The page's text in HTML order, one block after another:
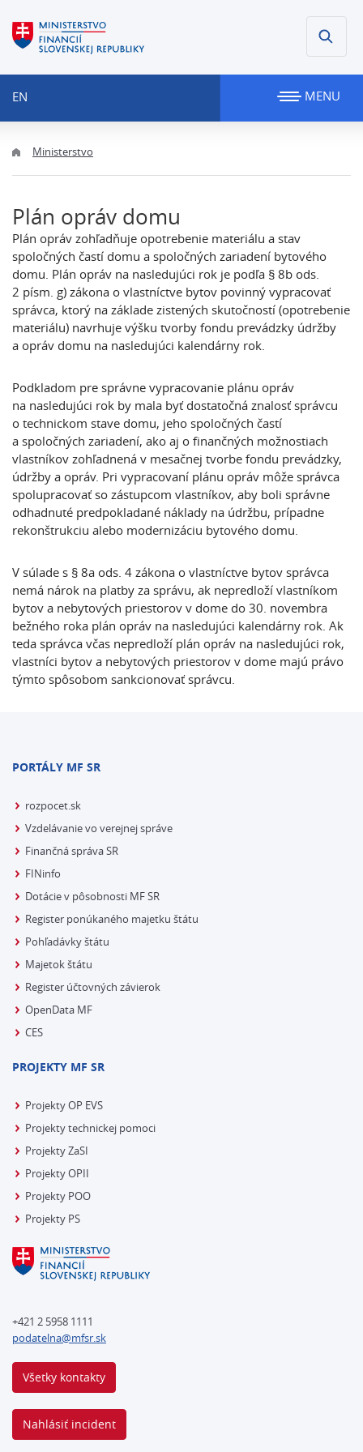
EN MENU
Ministerstvo
Plán opráv domu
Plán opráv zohľadňuje opotrebenie materiálu a stav
spoločných častí domu a spoločných zariadení bytového
domu. Plán opráv na nasledujúci rok je podľa § 8b ods.
2 písm. g) zákona o vlastníctve bytov povinný vypracovať
správca, ktorý na základe zistených skutočností (opotrebenie
materiálu) navrhuje výšku tvorby fondu prevádzky údržby
a opráv domu na nasledujúci kalendárny rok.
Podkladom pre správne vypracovanie plánu opráv
na nasledujúci rok by mala byť dostatočná znalosť správcu
o technickom stave domu, jeho spoločných častí
a spoločných zariadení, ako aj o finančných možnostiach
vlastníkov zohľadnená v mesačnej tvorbe fondu prevádzky,
údržby a opráv. Pri vypracovaní plánu opráv môže správca
spolupracovať so zástupcom vlastníkov, aby boli správne
odhadnuté predpokladané náklady na údržbu, prípadne
rekonštrukciu alebo modernizáciu bytového domu.
V súlade s § 8a ods. 4 zákona o vlastníctve bytov správca
nemá nárok na platby za správu, ak nepredloží vlastníkom
bytov a nebytových priestorov v dome do 30. novembra
bežného roka plán opráv na nasledujúci kalendárny rok. Ak
teda správca včas nepredloží plán opráv na nasledujúci rok,
vlastníci bytov a nebytových priestorov v dome majú právo
týmto spôsobom sankcionovať správcu.
PORTÁLY MF SR
rozpocet.sk
Vzdelávanie vo verejnej správe
Finančná správa SR
FINinfo
Dotácie v pôsobnosti MF SR
Register ponúkaného majetku štátu
Pohľadávky štátu
Majetok štátu
Register účtovných závierok
OpenData MF
CES
PROJEKTY MF SR
Projekty OP EVS
Projekty technickej pomoci
Projekty ZaSI
Projekty OPII
Projekty POO
Projekty PS
+421 2 5958 1111
podatelna@mfsr.sk
Všetky kontakty
Nahlásiť incident